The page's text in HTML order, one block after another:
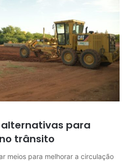
para
trânsito
meios para melhorar a circulação